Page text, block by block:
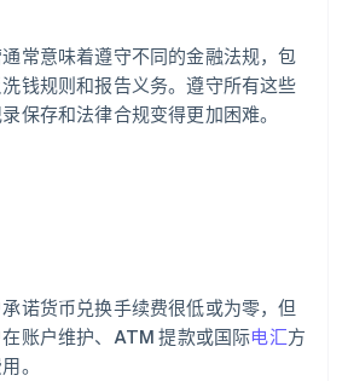
常意味着遵守不同的金融法规，包
钱规则和报告义务。遵守所有这些
保存和法律合规变得更加困难。
诺货币兑换手续费很低或为零，但
账户维护、ATM 提款或国际电汇方
。